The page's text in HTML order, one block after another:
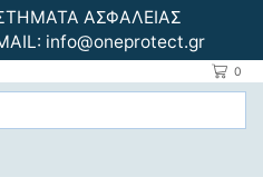
ΑΣΦΑΛΕΙΑΣ
info@oneprotect.gr
0